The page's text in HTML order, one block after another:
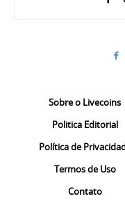
Sobre o Livecoins
Politica Editorial
Política de
Termos de Uso
Contato